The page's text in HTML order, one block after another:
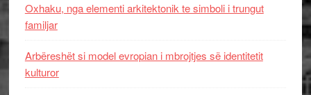
Oxhaku, nga elementi arkitektonik te simboli i trungut
familjar
Arbëreshët si model evropian i mbrojtjes së identitetit
kulturor